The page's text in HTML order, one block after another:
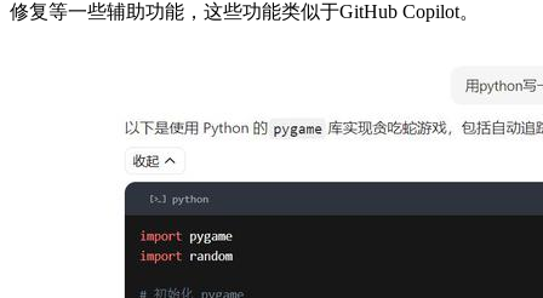
修复等一些辅助功能，这些功能类似于GitHub Copilot。